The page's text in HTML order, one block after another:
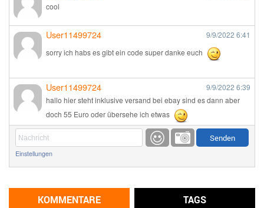
cool
User11499724 9/9/2022 6:41
sorry ich habs es gibt ein code super danke euch
User11499724 9/9/2022 6:39
hallo hier steht inklusive versand bei ebay sind es dann aber
doch 55 Euro oder übersehe ich etwas
Günni 9/1/20226:17
Günni
Einstellungen
KOMMENTARE TAGS